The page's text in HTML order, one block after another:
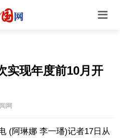
实现年度前10月开
网
(阿琳娜 李一璠)记者17日从